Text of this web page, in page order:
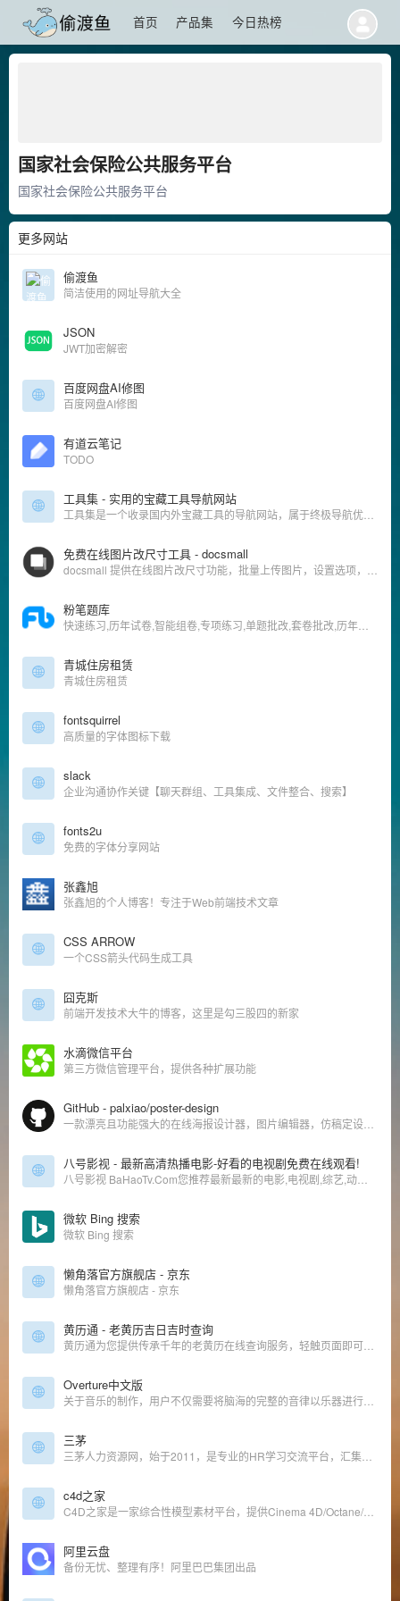
首页 产品集 今日热榜
国家社会保险公共服务平台
国家社会保险公共服务平台
更多网站
偷渡鱼
简洁使用的网址导航大全
JSON
JWT加密解密
百度网盘AI修图
百度网盘AI修图
有道云笔记
TODO
工具集 - 实用的宝藏工具导航网站
免费在线图片改尺寸工具 - docsmall
粉笔题库
青城住房租赁
青城住房租赁
fontsquirrel
高质量的字体图标下载
slack
企业沟通协作关键【聊天群组、工具集成、文件整合、搜索】
fonts2u
免费的字体分享网站
张鑫旭
张鑫旭的个人博客！专注于Web前端技术文章
CSS ARROW
一个CSS箭头代码生成工具
囧克斯
前端开发技术大牛的博客，这里是勾三股四的新家
水滴微信平台
第三方微信管理平台，提供各种扩展功能
GitHub - palxiao/poster-design
八号影视 - 最新高清热播电影-好看的电视剧免费在线观看!
微软 Bing 搜索
微软 Bing 搜索
懒角落官方旗舰店 - 京东
懒角落官方旗舰店 - 京东
黄历通 - 老黄历吉日吉时查询
Overture中文版
三茅
c4d之家
阿里云盘
备份无忧、整理有序！阿里巴巴集团出品